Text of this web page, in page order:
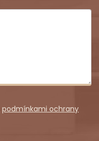
podmínkami ochrany